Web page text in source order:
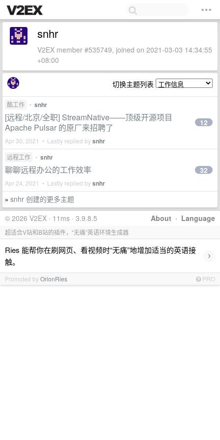
snhr
V2EX member #535749, joined on 2021-03-03 14:34:55
+08:00
切换主题列表
酷工作 • snhr
[远程/北京/全职] StreamNative——顶级开源项目
Apache Pulsar 的原厂来招聘了
Apr 30, 2021 • Lastly replied bysnhr
12
远程工作 • snhr
聊聊远程办公的工作效率
Apr 24, 2021 • Lastly replied bysnhr
32
» snhr 创建的更多主题
About · Language
© 2026 V2EX · 11ms · 3.9.8.5
超适合V站和B站的插件，“无痛”英语环境生成器
Ries 能帮你在刷网页、看视频时“无痛”地增加适当的英语接
触。
›
Promoted byOrionRies PRO